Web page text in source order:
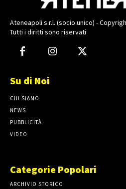
Ateneapoli s.r.l. (socio unico) -
Tutti i diritti sono riservati
Su di Noi
CHI SIAMO
NEWS
PUBBLICITÀ
VIDEO
Categorie Popolari
ARCHIVIO STORICO